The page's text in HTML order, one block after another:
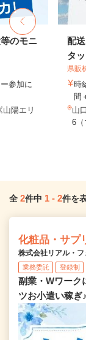
のモニ
参加に
陽エリ
配
タ
県販
時
間
山
6（
全 2件中 1 - 2件を
化粧品・サプ
株式会社リアル・フ
業務委託 登録制
副業・Wワーク
ツお小遣い稼ぎ